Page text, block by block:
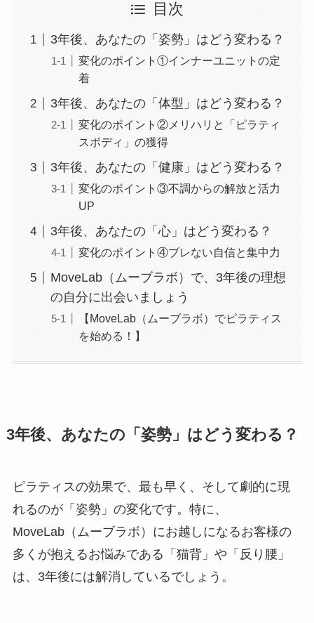
目次
3年後、あなたの「姿勢」はどう変わる？
変化のポイント①インナーユニットの定
着
3年後、あなたの「体型」はどう変わる？
変化のポイント②メリハリと「ピラティ
スボディ」の獲得
3年後、あなたの「健康」はどう変わる？
変化のポイント③不調からの解放と活力
UP
3年後、あなたの「心」はどう変わる？
変化のポイント④ブレない自信と集中力
MoveLab（ムーブラボ）で、3年後の理想
の自分に出会いましょう
【MoveLab（ムーブラボ）でピラティス
を始める！】
3年後、あなたの「姿勢」はどう変わる？
ピラティスの効果で、最も早く、そして劇的に現
れるのが「姿勢」の変化です。特に、
MoveLab（ムーブラボ）にお越しになるお客様の
多くが抱えるお悩みである「猫背」や「反り腰」
は、3年後には解消しているでしょう。